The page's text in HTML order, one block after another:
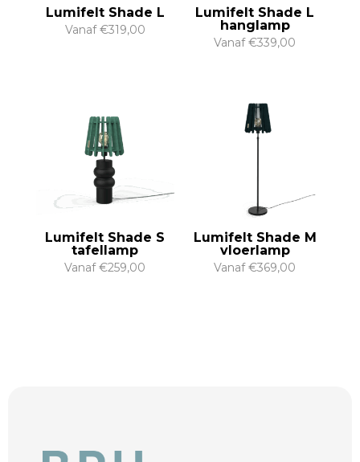
Lumifelt Shade L
Vanaf €319,00
Lumifelt Shade L
hanglamp
Vanaf €339,00
Lumifelt Shade S
tafellamp
Vanaf €259,00
Lumifelt Shade M
vloerlamp
Vanaf €369,00